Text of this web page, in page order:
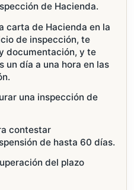
de Hacienda.
carta de Hacienda en la
de inspección, te
documentación, y te
un día a una hora en las
una inspección de
contestar
de hasta 60 días.
del plazo